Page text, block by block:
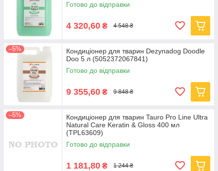
Готово до відправки
4 320,60 ₴ 4 548 ₴
–5%
Кондиціонер для тварин Dezynadog Doodle
Doo 5 л (5052372067841)
Готово до відправки
9 355,60 ₴ 9 848 ₴
–5%
Кондиціонер для тварин Tauro Pro Line Ultra
Natural Care Keratin & Gloss 400 мл
(TPL63609)
Готово до відправки
1 181,80 ₴ 1 244 ₴